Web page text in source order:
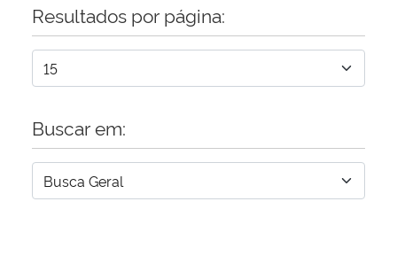
Resultados por página:
Buscar em: